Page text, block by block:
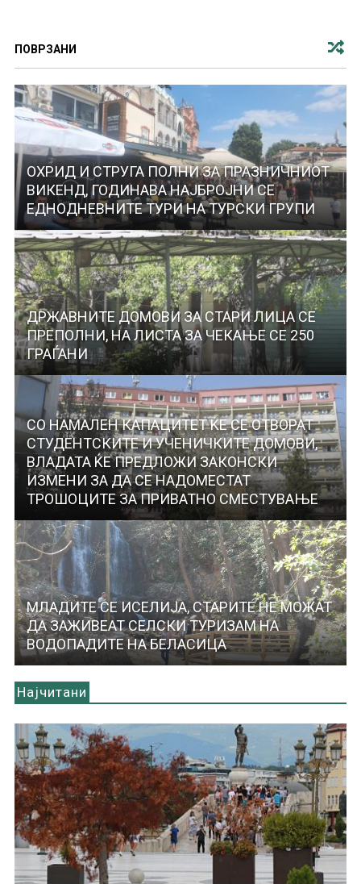
ПОВРЗАНИ
ОХРИД И СТРУГА ПОЛНИ ЗА ПРАЗНИЧНИОТ
ВИКЕНД, ГОДИНАВА НАЈБРОЈНИ СЕ
ЕДНОДНЕВНИТЕ ТУРИ НА ТУРСКИ ГРУПИ
ДРЖАВНИТЕ ДОМОВИ ЗА СТАРИ ЛИЦА СЕ
ПРЕПОЛНИ, НА ЛИСТА ЗА ЧЕКАЊЕ СЕ 250
ГРАЃАНИ
СО НАМАЛЕН КАПАЦИТЕТ ЌЕ СЕ ОТВОРАТ
СТУДЕНТСКИТЕ И УЧЕНИЧКИТЕ ДОМОВИ,
ВЛАДАТА ЌЕ ПРЕДЛОЖИ ЗАКОНСКИ
ИЗМЕНИ ЗА ДА СЕ НАДОМЕСТАТ
ТРОШОЦИТЕ ЗА ПРИВАТНО СМЕСТУВАЊЕ
МЛАДИТЕ СЕ ИСЕЛИЈА, СТАРИТЕ НЕ МОЖАТ
ДА ЗАЖИВЕАТ СЕЛСКИ ТУРИЗАМ НА
ВОДОПАДИТЕ НА БЕЛАСИЦА
Најчитани